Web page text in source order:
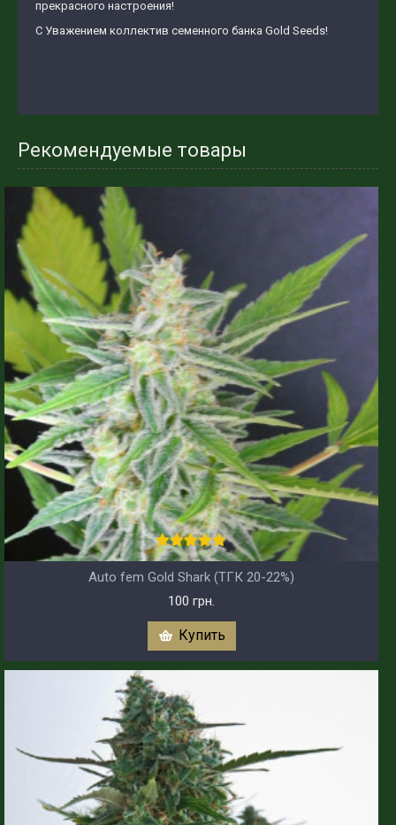
прекрасного настроения!
С Уважением коллектив семенного банка Gold Seeds!
Рекомендуемые товары
Аuto fem Gold Shark (ТГК 20-22%)
100 грн.
Купить